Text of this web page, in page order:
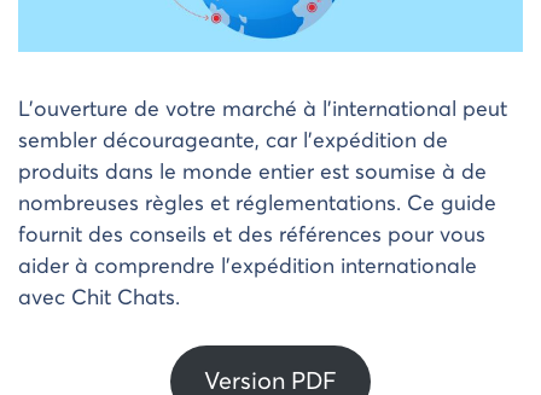
L’ouverture de votre marché à l’international peut
sembler décourageante, car l’expédition de
produits dans le monde entier est soumise à de
nombreuses règles et réglementations. Ce guide
fournit des conseils et des références pour vous
aider à comprendre l’expédition internationale
avec Chit Chats.
Version PDF